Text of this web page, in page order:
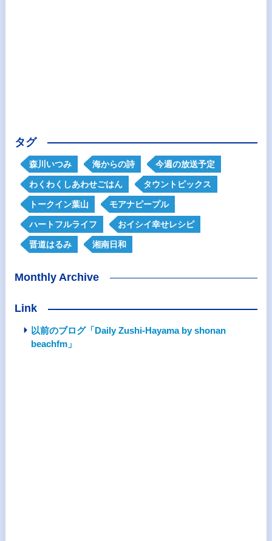
タグ
森川いつみ 海からの詩 今週の放送予定
わくわくしあわせごはん タウントピックス
トークイン葉山 モアナピープル
ハートフルライフ おイシイ幸せレシピ
晋道はるみ 湘南日和
Monthly Archive
Link
以前のブログ「Daily Zushi-Hayama by shonan
beachfm」